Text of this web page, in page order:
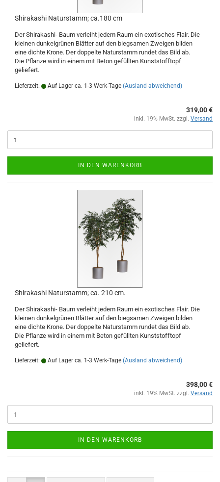
Shirakashi Naturstamm; ca.180 cm
Der Shirakashi- Baum verleiht jedem Raum ein exotisches Flair. Die
kleinen dunkelgrünen Blätter auf den biegsamen Zweigen bilden
eine dichte Krone. Der doppelte Naturstamm rundet das Bild ab.
Die Pflanze wird in einem mit Beton gefüllten Kunststofftopf
geliefert.
Lieferzeit: Auf Lager ca. 1-3 Werk-Tage (Ausland abweichend)
319,00 €
inkl. 19% MwSt. zzgl. Versand
IN DEN WARENKORB
Shirakashi Naturstamm; ca. 210 cm.
Der Shirakashi- Baum verleiht jedem Raum ein exotisches Flair. Die
kleinen dunkelgrünen Blätter auf den biegsamen Zweigen bilden
eine dichte Krone. Der doppelte Naturstamm rundet das Bild ab.
Die Pflanze wird in einem mit Beton gefüllten Kunststofftopf
geliefert.
Lieferzeit: Auf Lager ca. 1-3 Werk-Tage (Ausland abweichend)
398,00 €
inkl. 19% MwSt. zzgl. Versand
IN DEN WARENKORB